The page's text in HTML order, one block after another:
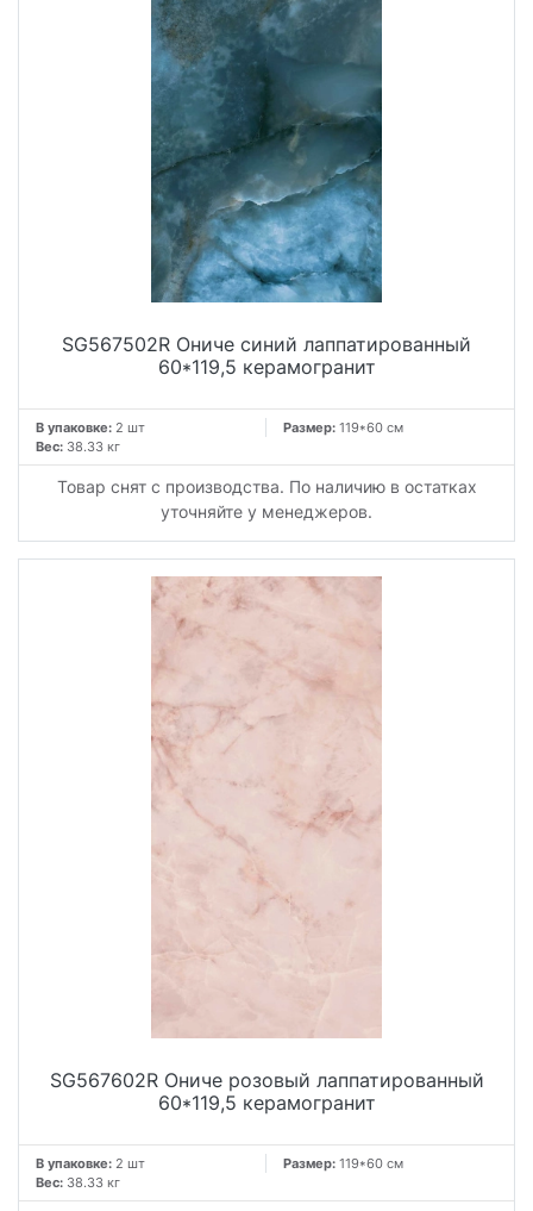
SG567502R Ониче синий лаппатированный
60*119,5 керамогранит
В упаковке: 2 шт Размер: 119*60 см
Вес: 38.33 кг
Товар снят с производства. По наличию в остатках
уточняйте у менеджеров.
SG567602R Ониче розовый лаппатированный
60*119,5 керамогранит
В упаковке: 2 шт Размер: 119*60 см
Вес: 38.33 кг